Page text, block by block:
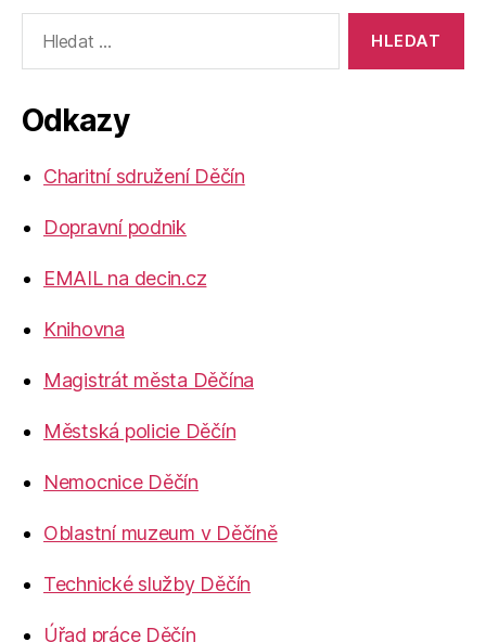
vyhledávání:
Odkazy
Charitní sdružení Děčín
Dopravní podnik
EMAIL na decin.cz
Knihovna
Magistrát města Děčína
Městská policie Děčín
Nemocnice Děčín
Oblastní muzeum v Děčíně
Technické služby Děčín
Úřad práce Děčín